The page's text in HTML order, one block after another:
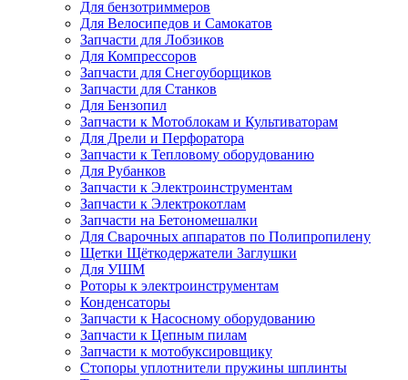
Для бензотриммеров
Для Велосипедов и Самокатов
Запчасти для Лобзиков
Для Компрессоров
Запчасти для Снегоуборщиков
Запчасти для Станков
Для Бензопил
Запчасти к Мотоблокам и Культиваторам
Для Дрели и Перфоратора
Запчасти к Тепловому оборудованию
Для Рубанков
Запчасти к Электроинструментам
Запчасти к Электрокотлам
Запчасти на Бетономешалки
Для Сварочных аппаратов по Полипропилену
Щетки Щёткодержатели Заглушки
Для УШМ
Роторы к электроинструментам
Конденсаторы
Запчасти к Насосному оборудованию
Запчасти к Цепным пилам
Запчасти к мотобуксировщику
Стопоры уплотнители пружины шплинты